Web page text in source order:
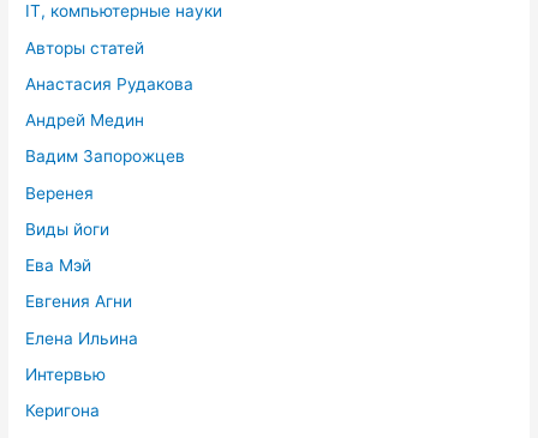
IT, компьютерные науки
Авторы статей
Анастасия Рудакова
Андрей Медин
Вадим Запорожцев
Веренея
Виды йоги
Ева Мэй
Евгения Агни
Елена Ильина
Интервью
Керигона